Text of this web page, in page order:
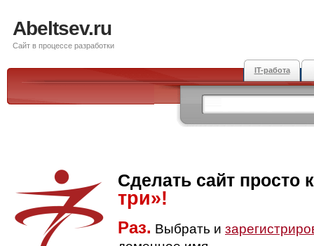
Abeltsev.ru
Сайт в процессе разработки
IT-работа
Сделать сайт просто
три»!
Раз. Выбрать и